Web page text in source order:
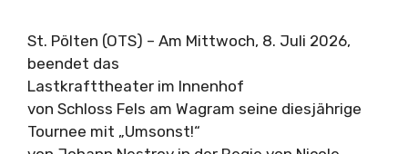
St. Pölten (OTS) – Am Mittwoch, 8. Juli 2026,
beendet das
Lastkrafttheater im Innenhof
von Schloss Fels am Wagram seine diesjährige
Tournee mit „Umsonst!“